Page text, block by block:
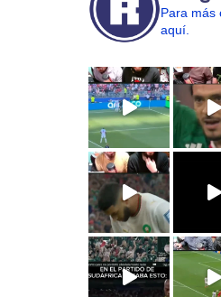
Para más
aquí.